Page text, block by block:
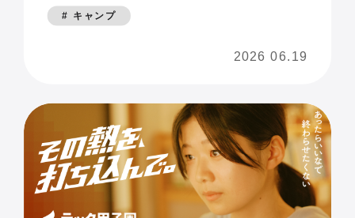
ーサー」を追加。開催会場
を東京科学大・早稲田大・
して“自分だけの3Dアバタ
ー”を企画・制作・発信〜
# キャンプ
2026 06.19